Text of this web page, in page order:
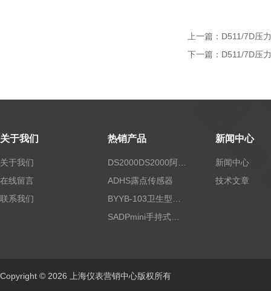
上一篇： D511/7D压
下一篇： D511/7D压
关于我们
关于我们
在线留言
联系我们
热销产品
ADHS露点传感器
新闻中心
新闻中心
技术文章
Copyright © 2026 上海仪表营销中心版权所有